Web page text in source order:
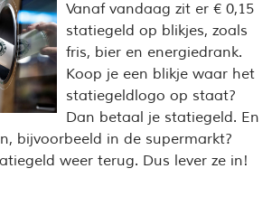
Vanaf vandaag zit er € 0,15
statiegeld op blikjes, zoals
fris, bier en energiedrank.
Koop je een blikje waar het
statiegeldlogo op staat?
Dan betaal je statiegeld. En
bijvoorbeeld in de supermarkt?
weer terug. Dus lever ze in!